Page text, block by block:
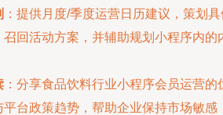
：提供月度/季度运营日历建议，策划
回活动方案，并辅助规划小程序内的
：分享食品饮料行业小程序会员运营的
台政策趋势，帮助企业保持市场敏感